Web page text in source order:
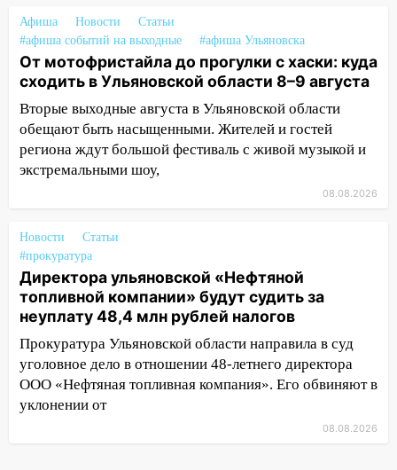
трамваи
12:17 Ульяновск накрыл крупный град:
после ливня город снова уходит под
воду
12:12 Прокуратура взяла на контроль
ДТП с шестилетним ребёнком на улице
Федерации
Федерации: возбуждено уголовное дело
11:16 В Ульяновске ищут 37-летнего
мужчину, пропавшего ещё 19 июля
10:30
От мотофристайла до прогулки с
хаски: куда сходить в Ульяновской
области 8–9 августа
10:11 Директора ульяновской
«Нефтяной топливной компании» будут
Афиша Новости
Статьи
#афиша событий на выходные
#афиша Ульяновска
От мотофристайла до прогулки с хаски: куда
сходить в Ульяновской области 8–9 августа
Вторые выходные августа в Ульяновской области
обещают быть насыщенными. Жителей и гостей
региона ждут большой фестиваль с живой музыкой и
экстремальными шоу,
08.08.2026
Новости
Статьи
#прокуратура
Директора ульяновской «Нефтяной
топливной компании» будут судить за
неуплату 48,4 млн рублей налогов
Прокуратура Ульяновской области направила в суд
уголовное дело в отношении 48-летнего директора
ООО «Нефтяная топливная компания». Его обвиняют в
уклонении от
08.08.2026